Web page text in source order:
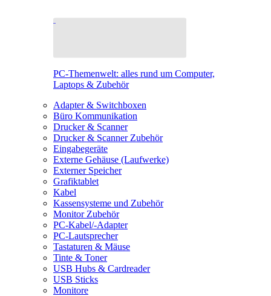
PC-Themenwelt: alles rund um Computer,
Laptops & Zubehör
Adapter & Switchboxen
Büro Kommunikation
Drucker & Scanner
Drucker & Scanner Zubehör
Eingabegeräte
Externe Gehäuse (Laufwerke)
Externer Speicher
Grafiktablet
Kabel
Kassensysteme und Zubehör
Monitor Zubehör
PC-Kabel/-Adapter
PC-Lautsprecher
Tastaturen & Mäuse
Tinte & Toner
USB Hubs & Cardreader
USB Sticks
Monitore